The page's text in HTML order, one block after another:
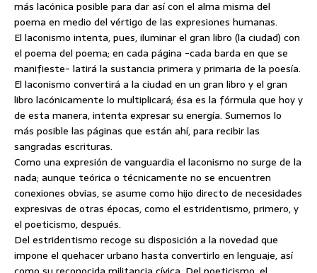
más lacónica posible para dar así con el alma misma del
poema en medio del vértigo de las expresiones humanas.
El laconismo intenta, pues, iluminar el gran libro (la ciudad) con
el poema del poema; en cada página -cada barda en que se
manifieste- latirá la sustancia primera y primaria de la poesía.
El laconismo convertirá a la ciudad en un gran libro y el gran
libro lacónicamente lo multiplicará; ésa es la fórmula que hoy y
de esta manera, intenta expresar su energía. Sumemos lo
más posible las páginas que están ahí, para recibir las
sangradas escrituras.
Como una expresión de vanguardia el laconismo no surge de la
nada; aunque teórica o técnicamente no se encuentren
conexiones obvias, se asume como hijo directo de necesidades
expresivas de otras épocas, como el estridentismo, primero, y
el poeticismo, después.
Del estridentismo recoge su disposición a la novedad que
impone el quehacer urbano hasta convertirlo en lenguaje, así